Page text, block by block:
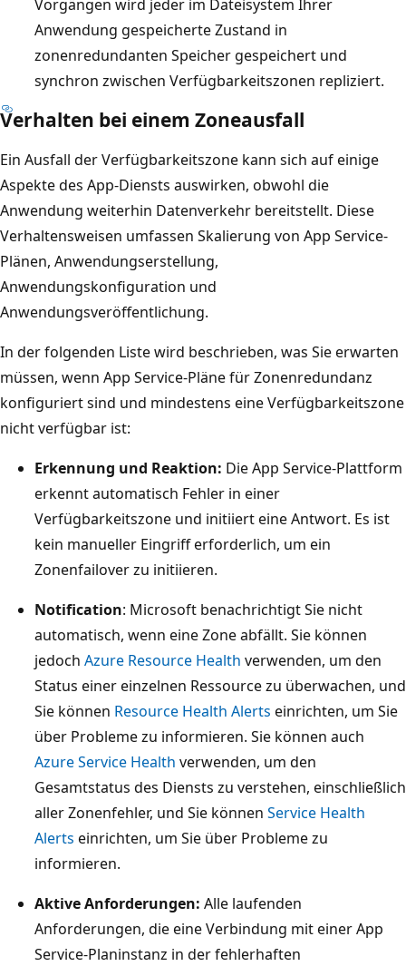
Vorgängen wird jeder im Dateisystem Ihrer
Anwendung gespeicherte Zustand in
zonenredundanten Speicher gespeichert und
synchron zwischen Verfügbarkeitszonen repliziert.
Verhalten bei einem Zoneausfall
Ein Ausfall der Verfügbarkeitszone kann sich auf einige
Aspekte des App-Diensts auswirken, obwohl die
Anwendung weiterhin Datenverkehr bereitstellt. Diese
Verhaltensweisen umfassen Skalierung von App Service-
Plänen, Anwendungserstellung,
Anwendungskonfiguration und
Anwendungsveröffentlichung.
In der folgenden Liste wird beschrieben, was Sie erwarten
müssen, wenn App Service-Pläne für Zonenredundanz
konfiguriert sind und mindestens eine Verfügbarkeitszone
nicht verfügbar ist:
Erkennung und Reaktion: Die App Service-Plattform
erkennt automatisch Fehler in einer
Verfügbarkeitszone und initiiert eine Antwort. Es ist
kein manueller Eingriff erforderlich, um ein
Zonenfailover zu initiieren.
Notification: Microsoft benachrichtigt Sie nicht
automatisch, wenn eine Zone abfällt. Sie können
jedoch Azure Resource Health verwenden, um den
Status einer einzelnen Ressource zu überwachen, und
Sie können Resource Health Alerts einrichten, um Sie
über Probleme zu informieren. Sie können auch
Azure Service Health verwenden, um den
Gesamtstatus des Diensts zu verstehen, einschließlich
aller Zonenfehler, und Sie können Service Health
Alerts einrichten, um Sie über Probleme zu
informieren.
Aktive Anforderungen: Alle laufenden
Anforderungen, die eine Verbindung mit einer App
Service-Planinstanz in der fehlerhaften